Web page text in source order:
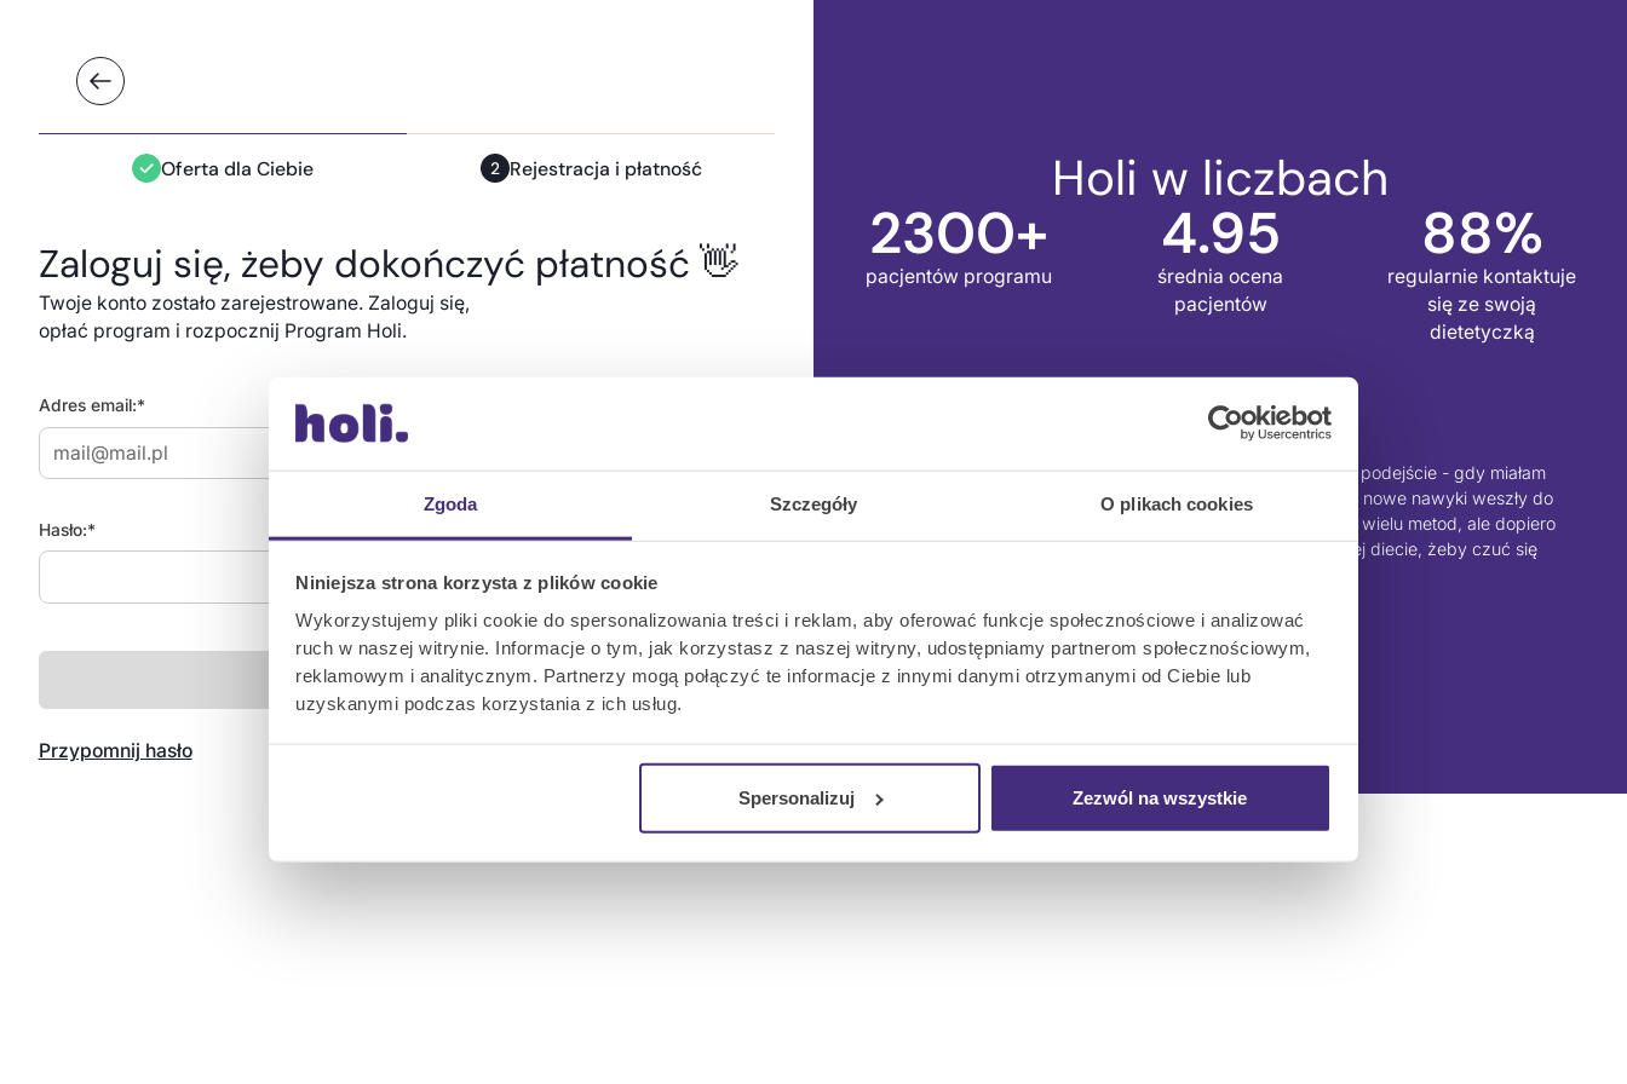
Zgoda Szczegóły O plikach cookies
Niniejsza strona korzysta z plików cookie
Wykorzystujemy pliki cookie do spersonalizowania treści i reklam, aby oferować funkcje społecznościowe i analizować
ruch w naszej witrynie. Informacje o tym, jak korzystasz z naszej witryny, udostępniamy partnerom społecznościowym,
reklamowym i analitycznym. Partnerzy mogą połączyć te informacje z innymi danymi otrzymanymi od Ciebie lub
uzyskanymi podczas korzystania z ich usług.
Spersonalizuj Zezwól na wszystkie
Oferta dla Ciebie 2 Rejestracja i płatność
Zaloguj się, żeby dokończyć płatność 👋
Twoje konto zostało zarejestrowane. Zaloguj się,
opłać program i rozpocznij Program Holi.
Adres email:*
Hasło:*
Przypomnij hasło
Holi w liczbach
2300+
pacjentów programu
4.95
średnia ocena
pacjentów
88%
regularnie kontaktuje
się ze swoją
dietetyczką
W Holi najbardziej zaskoczyła mnie elastyczność i zdrowe podejście - gdy miałam
gorsze dni dostawałam wsparcie i zrozumienie. Dzięki temu nowe nawyki weszły do
mojego życia naturalnie, bez stresu. Wcześniej próbowałam wielu metod, ale dopiero
Holi pomogło mi zrozumieć, że nie trzeba być na wiecznej diecie, żeby czuć się
Anna